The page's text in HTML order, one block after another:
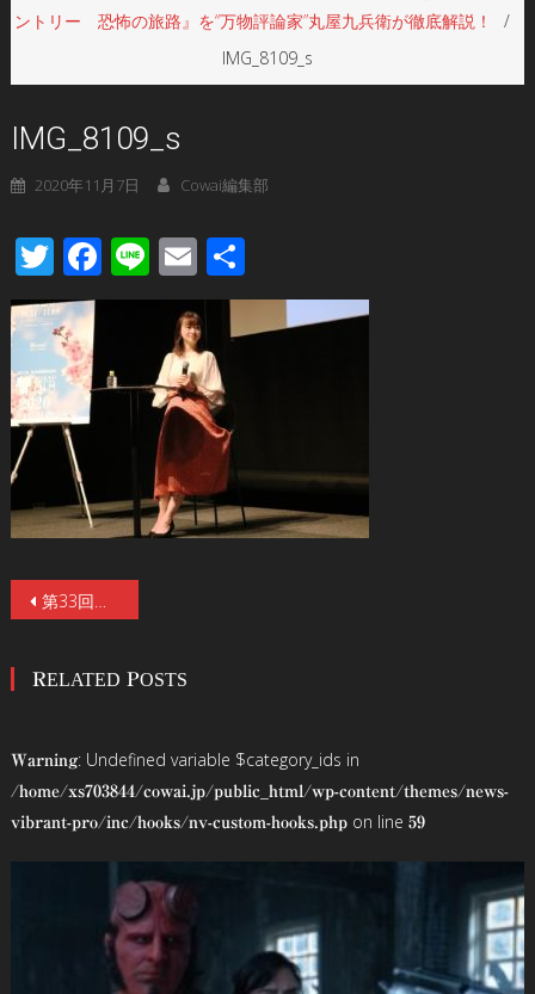
ントリー 恐怖の旅路』を“万物評論家”丸屋九兵衛が徹底解説！
IMG_8109_s
IMG_8109_s
2020年11月7日 Cowai編集部
Twitter
Facebook
LineEmail
有
投
ナ
ゲ
ー
第33回東京国際映画祭にてスペシャル・トークライヴ「映画級ドラマ！HBOコンテンツの神髄」開催！話題のドラマ『ラヴクラフトカントリー 恐怖の旅路』を“万物評論家”丸屋九兵衛が徹底解説！
RELATED POSTS
Warning: Undefined variable $category_ids in
/home/xs703844/cowai.jp/public_html/wp-content/themes/news-
vibrant-pro/inc/hooks/nv-custom-hooks.phpon line 59